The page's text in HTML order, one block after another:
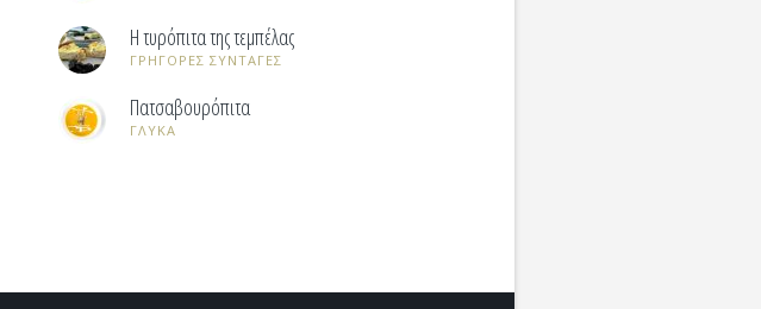
Η τυρόπιτα της τεμπέλας
ΓΡΗΓΟΡΕΣ ΣΥΝΤΑΓΕΣ
Πατσαβουρόπιτα
ΓΛΥΚΑ